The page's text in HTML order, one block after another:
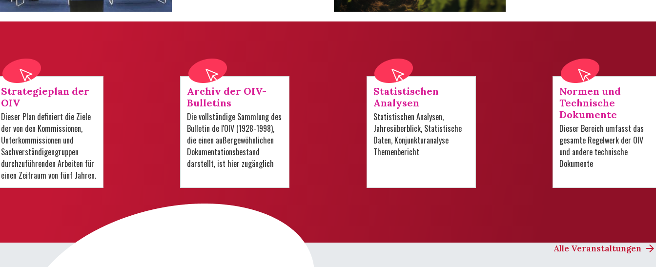
Strategieplan der
OIV
Dieser Plan definiert die Ziele
der von den Kommissionen,
Unterkommissionen und
Sachverständigengruppen
durchzuführenden Arbeiten für
einen Zeitraum von fünf Jahren.
Archiv der OIV-
Bulletins
Die vollständige Sammlung des
Bulletin de l'OIV (1928-1998),
die einen außergewöhnlichen
Dokumentationsbestand
darstellt, ist hier zugänglich
Statistischen
Analysen
Statistischen Analysen,
Jahresüberblick, Statistische
Daten, Konjunkturanalyse
Themenbericht
Normen und
Technische
Dokumente
Dieser Bereich umfasst das
gesamte Regelwerk der OIV
und andere technische
Dokumente
Alle Veranstaltungen